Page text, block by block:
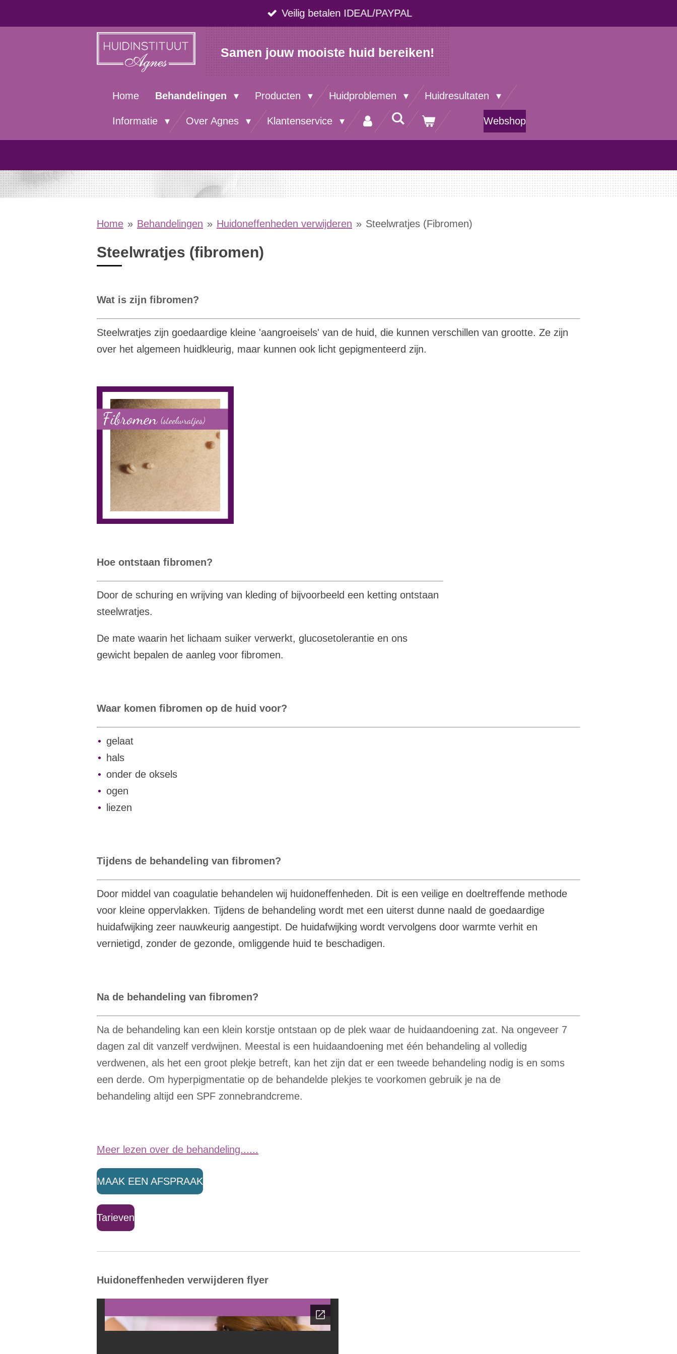
direct
Veilig betalen IDEAL/PAYPAL
Samen jouw mooiste huid bereiken!
Home Behandelingen Producten Huidproblemen Huidresultaten
Informatie Over Agnes Klantenservice Webshop
Home » Behandelingen » Huidoneffenheden verwijderen » Steelwratjes (Fibromen)
Steelwratjes (fibromen)
Wat is zijn fibromen?
Steelwratjes zijn goedaardige kleine 'aangroeisels' van de huid, die kunnen verschillen van grootte. Ze zijn
over het algemeen huidkleurig, maar kunnen ook licht gepigmenteerd zijn.
Hoe ontstaan fibromen?
Door de schuring en wrijving van kleding of bijvoorbeeld een ketting ontstaan
steelwratjes.
De mate waarin het lichaam suiker verwerkt, glucosetolerantie en ons
gewicht bepalen de aanleg voor fibromen.
Waar komen fibromen op de huid voor?
gelaat
hals
onder de oksels
ogen
liezen
Tijdens de behandeling van fibromen?
Door middel van coagulatie behandelen wij huidoneffenheden. Dit is een veilige en doeltreffende methode
voor kleine oppervlakken. Tijdens de behandeling wordt met een uiterst dunne naald de goedaardige
huidafwijking zeer nauwkeurig aangestipt. De huidafwijking wordt vervolgens door warmte verhit en
vernietigd, zonder de gezonde, omliggende huid te beschadigen.
Na de behandeling van fibromen?
Na de behandeling kan een klein korstje ontstaan op de plek waar de huidaandoening zat. Na ongeveer 7
dagen zal dit vanzelf verdwijnen. Meestal is een huidaandoening met één behandeling al volledig
verdwenen, als het een groot plekje betreft, kan het zijn dat er een tweede behandeling nodig is en soms
een derde. Om hyperpigmentatie op de behandelde plekjes te voorkomen gebruik je na de
behandeling altijd een SPF zonnebrandcreme.
Meer lezen over de behandeling......
MAAK EEN AFSPRAAK
Tarieven
Huidoneffenheden verwijderen flyer